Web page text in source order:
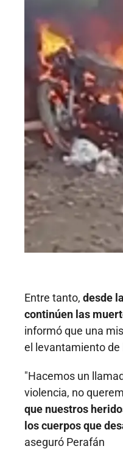
Entre tanto, desde
continúen las
informó que una
el levantamiento de
"Hacemos un
violencia, no
que nuestros
los cuerpos que
aseguró Perafán